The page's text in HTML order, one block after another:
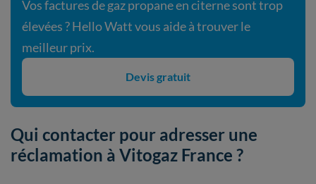
Vos factures de gaz propane en citerne sont trop
élevées ? Hello Watt vous aide à trouver le
meilleur prix.
Devis gratuit
Qui contacter pour adresser une
réclamation à Vitogaz France ?